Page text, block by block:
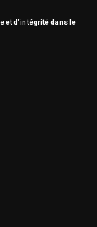
et d’intégrité dans le